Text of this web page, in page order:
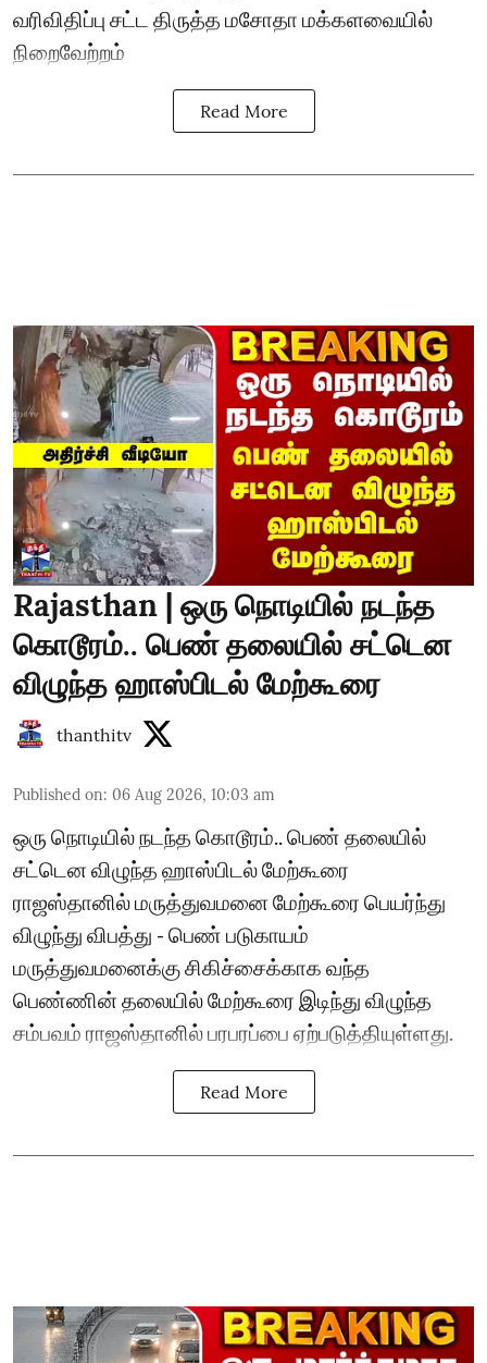
வரிவிதிப்பு சட்ட திருத்த மசோதா மக்களவையில்
நிறைவேற்றம்
Read More
Rajasthan | ஒரு நொடியில் நடந்த
கொடூரம்.. பெண் தலையில் சட்டென
விழுந்த ஹாஸ்பிடல் மேற்கூரை
thanthitv
Published on: 06 Aug 2026, 10:03 am
ஒரு நொடியில் நடந்த கொடூரம்.. பெண் தலையில்
சட்டென விழுந்த ஹாஸ்பிடல் மேற்கூரை
ராஜஸ்தானில் மருத்துவமனை மேற்கூரை பெயர்ந்து
விழுந்து விபத்து - பெண் படுகாயம்
மருத்துவமனைக்கு சிகிச்சைக்காக வந்த
பெண்ணின் தலையில் மேற்கூரை இடிந்து விழுந்த
சம்பவம் ராஜஸ்தானில் பரபரப்பை ஏற்படுத்தியுள்ளது.
Read More